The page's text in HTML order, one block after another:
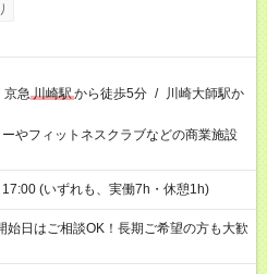
京急 川崎駅から徒歩5分 / 川崎大師駅か
やフィットネスクラブなどの商業施設
(いずれも、実働7h・休憩1h)
日はご相談OK！長期ご希望の方も大歓